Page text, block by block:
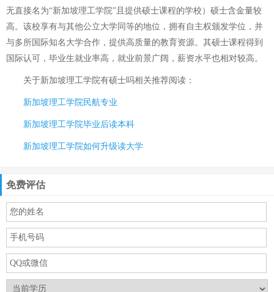
无直接名为“新加坡理工学院”且提供硕士课程的学校）硕士含金量较
高。该校享有与其他公立大学同等的地位，拥有自主权颁发学位，并
与多所国际知名大学合作，提供高质量的教育资源。其硕士课程得到
国际认可，毕业生就业率高，就业前景广阔，薪资水平也相对较高。
关于新加坡理工学院有硕士吗相关推荐阅读：
新加坡理工学院民航专业
新加坡理工学院毕业后读本科
新加坡理工学院如何升级读大学
免费评估